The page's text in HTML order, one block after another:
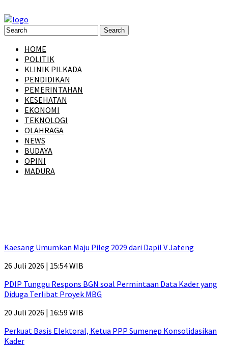
HOME
POLITIK
KLINIK PILKADA
PENDIDIKAN
PEMERINTAHAN
KESEHATAN
EKONOMI
TEKNOLOGI
OLAHRAGA
NEWS
BUDAYA
OPINI
MADURA
Kaesang Umumkan Maju Pileg 2029 dari Dapil V Jateng
26 Juli 2026 | 15:54 WIB
PDIP Tunggu Respons BGN soal Permintaan Data Kader yang
Diduga Terlibat Proyek MBG
20 Juli 2026 | 16:59 WIB
Perkuat Basis Elektoral, Ketua PPP Sumenep Konsolidasikan
Kader